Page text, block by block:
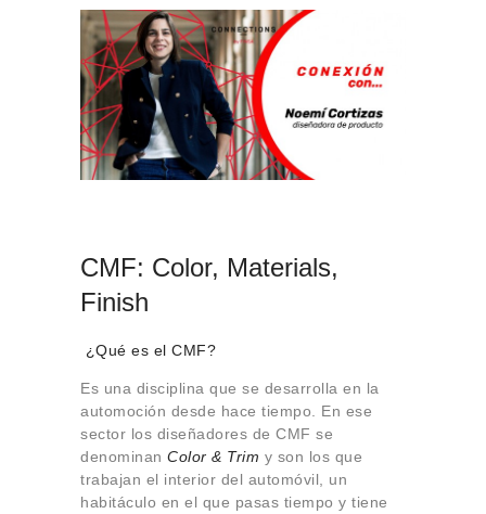
CMF: Color, Materials,
Finish
¿Qué es el CMF?
Es una disciplina que se desarrolla en la
automoción desde hace tiempo. En ese
sector los diseñadores de CMF se
denominan Color & Trim y son los que
trabajan el interior del automóvil, un
habitáculo en el que pasas tiempo y tiene